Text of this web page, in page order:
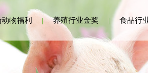
物福利 | 养殖行业金奖 | 食品行